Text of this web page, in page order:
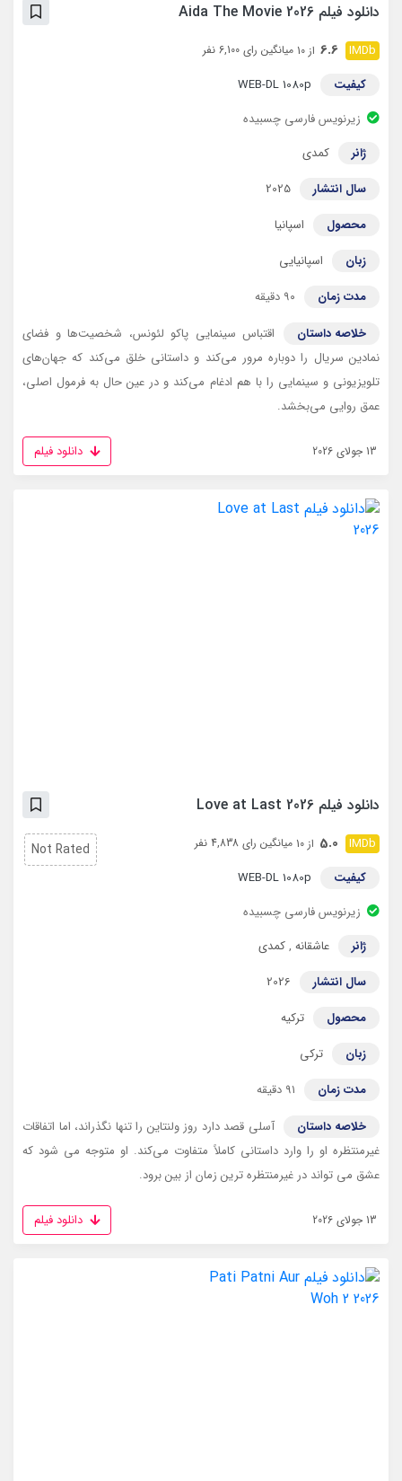
دانلود فیلم Aida The Movie 2026
6.6 از 10 میانگین رای 6,100 نفر
کیفیت
WEB-DL 1080p
زیرنویس فارسی چسبیده
ژانر
کمدی
سال انتشار
2025
محصول
اسپانیا
زبان
اسپانیایی
مدت زمان
۹۰ دقیقه
خلاصه داستان
اقتباس سینمایی پاکو لئونس، شخصیت‌ها و فضای
نمادین سریال را دوباره مرور می‌کند و داستانی خلق می‌کند که جهان‌های
تلویزیونی و سینمایی را با هم ادغام می‌کند و در عین حال به فرمول اصلی،
عمق روایی می‌بخشد.
13 جولای 2026 دانلود فیلم
دانلود فیلم Love at Last 2026
5.0 از 10 میانگین رای 4,838 نفر
کیفیت
WEB-DL 1080p
زیرنویس فارسی چسبیده
ژانر
عاشقانه ,کمدی
سال انتشار
2026
محصول
ترکیه
زبان
ترکی
مدت زمان
91 دقیقه
خلاصه داستان
آسلی قصد دارد روز ولنتاین را تنها نگذراند، اما اتفاقات
غیرمنتظره او را وارد داستانی کاملاً متفاوت می‌کند. او متوجه می شود که
عشق می تواند در غیرمنتظره ترین زمان از بین برود.
Not Rated
13 جولای 2026 دانلود فیلم